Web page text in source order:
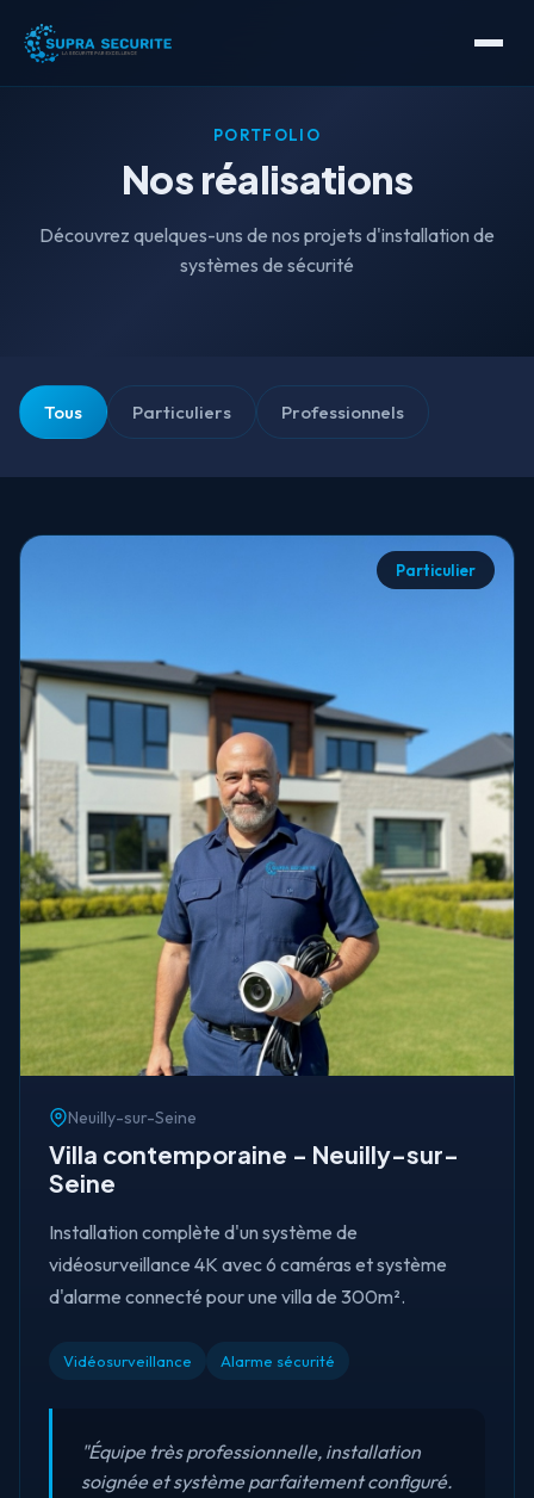
PORTFOLIO
Nos réalisations
Découvrez quelques-uns de nos projets d'installation de
systèmes de sécurité
Tous Particuliers Professionnels
Particulier
Neuilly-sur-Seine
Villa contemporaine - Neuilly-sur-
Seine
Installation complète d'un système de
vidéosurveillance 4K avec 6 caméras et système
d'alarme connecté pour une villa de 300m².
Vidéosurveillance Alarme sécurité
"Équipe très professionnelle, installation
soignée et système parfaitement configuré.